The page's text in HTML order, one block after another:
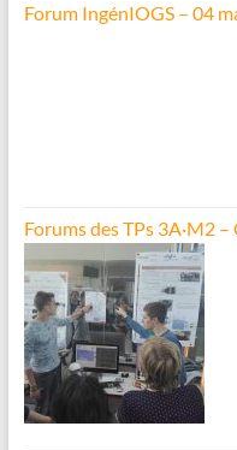
Forum IngénIOGS – 04
Forums des TPs 3A·M2